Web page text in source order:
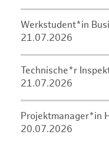
Werkstudent*in
21.07.2026
Technische*r
21.07.2026
Projektmanager*in
20.07.2026